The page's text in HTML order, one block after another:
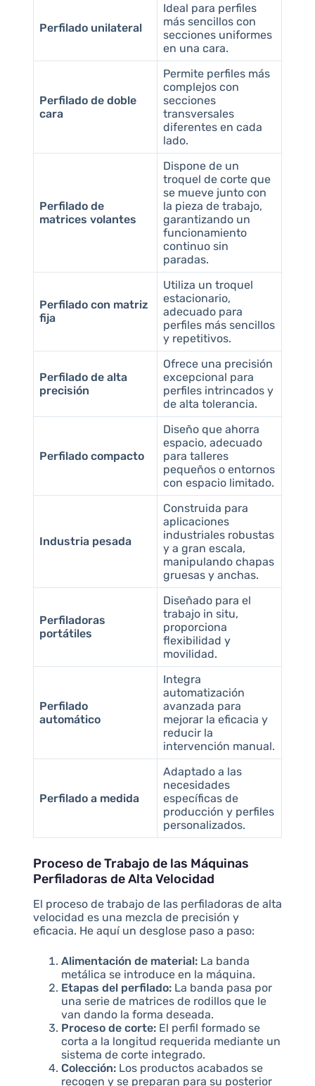
Perfilado unilateral
Ideal para perfiles
más sencillos con
secciones uniformes
en una cara.
Perfilado de doble
cara
Permite perfiles más
complejos con
secciones
transversales
diferentes en cada
lado.
Perfilado de
matrices volantes
Dispone de un
troquel de corte que
se mueve junto con
la pieza de trabajo,
garantizando un
funcionamiento
continuo sin
paradas.
Perfilado con matriz
fija
Utiliza un troquel
estacionario,
adecuado para
perfiles más sencillos
y repetitivos.
Perfilado de alta
precisión
Ofrece una precisión
excepcional para
perfiles intrincados y
de alta tolerancia.
Perfilado compacto
Diseño que ahorra
espacio, adecuado
para talleres
pequeños o entornos
con espacio limitado.
Industria pesada
Construida para
aplicaciones
industriales robustas
y a gran escala,
manipulando chapas
gruesas y anchas.
Perfiladoras
portátiles
Diseñado para el
trabajo in situ,
proporciona
flexibilidad y
movilidad.
Perfilado
automático
Integra
automatización
avanzada para
mejorar la eficacia y
reducir la
intervención manual.
Perfilado a medida
Adaptado a las
necesidades
específicas de
producción y perfiles
personalizados.
Proceso de Trabajo de las Máquinas
Perfiladoras de Alta Velocidad
El proceso de trabajo de las perfiladoras de alta
velocidad es una mezcla de precisión y
eficacia. He aquí un desglose paso a paso:
Alimentación de material:La banda
metálica se introduce en la máquina.
Etapas del perfilado:La banda pasa por
una serie de matrices de rodillos que le
van dando la forma deseada.
Proceso de corte:El perfil formado se
corta a la longitud requerida mediante un
sistema de corte integrado.
Colección:Los productos acabados se
recogen y se preparan para su posterior